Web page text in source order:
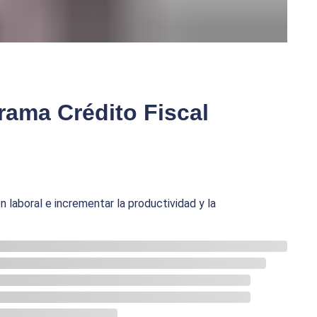
Crédito Fiscal
laboral e incrementar la productividad y la